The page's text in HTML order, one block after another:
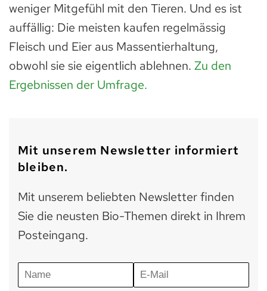
weniger Mitgefühl mit den Tieren. Und es ist
auffällig: Die meisten kaufen regelmässig
Fleisch und Eier aus Massentierhaltung,
obwohl sie sie eigentlich ablehnen. Zu den
Ergebnissen der Umfrage.
Mit unserem Newsletter informiert
bleiben.
Mit unserem beliebten Newsletter finden
Sie die neusten Bio-Themen direkt in Ihrem
Posteingang.